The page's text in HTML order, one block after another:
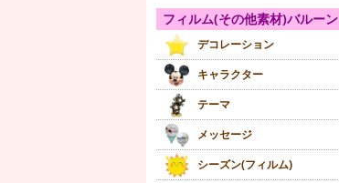
フィルム(その他素材)バルーン
デコレーション
キャラクター
テーマ
メッセージ
シーズン(フィルム)